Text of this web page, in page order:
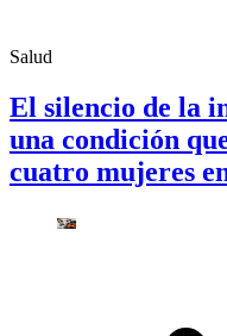
Salud
El silencio de la
una condición
cuatro mujeres